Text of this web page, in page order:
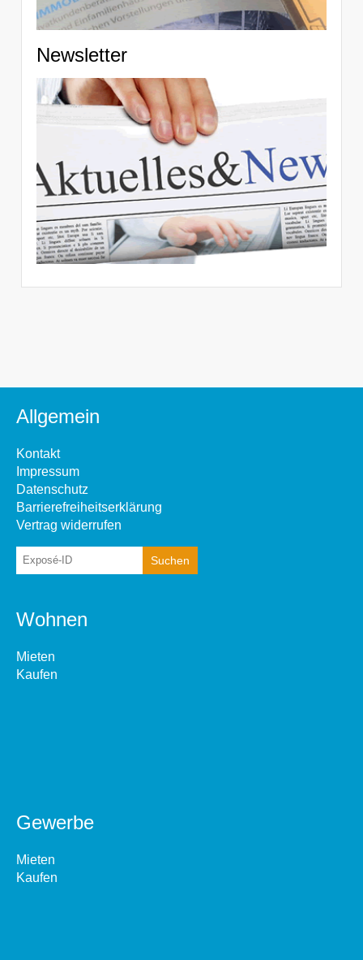
Newsletter
Allgemein
Kontakt
Impressum
Datenschutz
Barrierefreiheitserklärung
Vertrag widerrufen
Wohnen
Mieten
Kaufen
Gewerbe
Mieten
Kaufen